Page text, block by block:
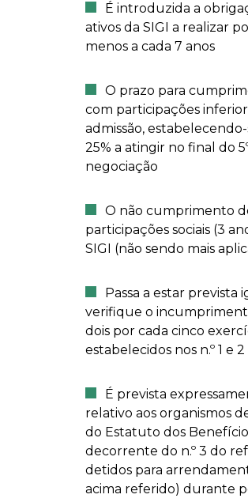
É introduzida a
ativos da SIGI a realizar
menos a cada 7 anos
O prazo para
com participações
admissão,
25% a atingir no final do
negociação
O não cumprimento
participações sociais (3
SIGI (não sendo mais
Passa a estar
verifique o
dois por cada cinco
estabelecidos nos n.º 1 e
É prevista
relativo aos organismos
do Estatuto dos
decorrente do n.º 3 do
detidos para
acima referido) durante